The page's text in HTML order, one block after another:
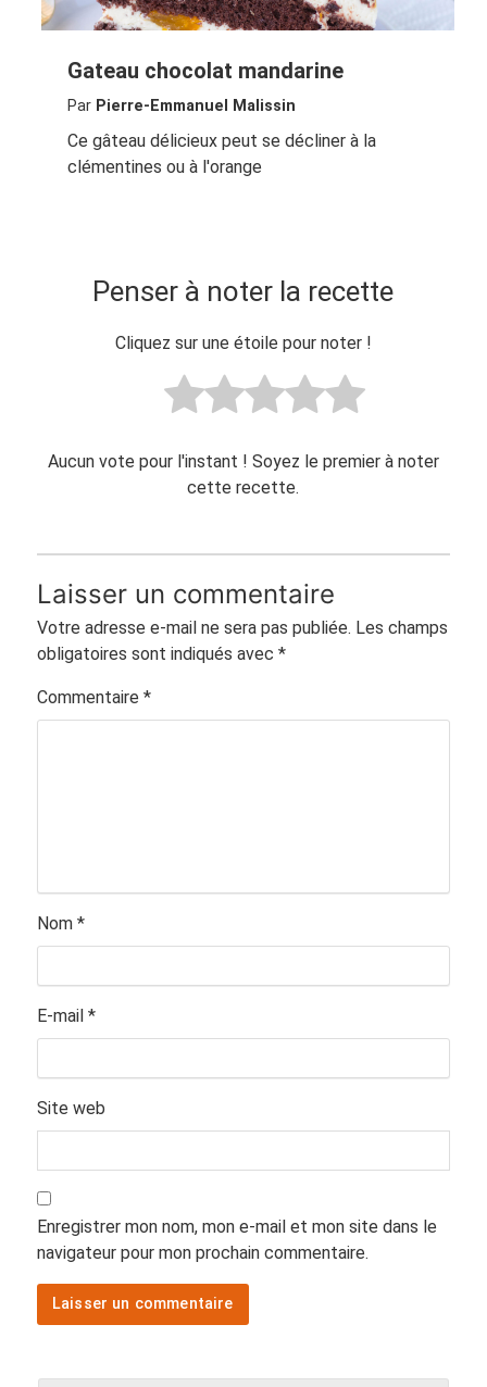
Gateau chocolat mandarine
Par Pierre-Emmanuel Malissin
Ce gâteau délicieux peut se décliner à la
clémentines ou à l'orange
Penser à noter la recette
Cliquez sur une étoile pour noter !
Aucun vote pour l'instant ! Soyez le premier à noter
cette recette.
Laisser un commentaire
Votre adresse e-mail ne sera pas publiée. Les champs
obligatoires sont indiqués avec *
Commentaire *
Nom *
E-mail *
Site web
Enregistrer mon nom, mon e-mail et mon site dans le
navigateur pour mon prochain commentaire.